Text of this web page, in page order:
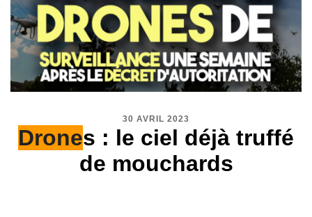
30 AVRIL 2023
Drones : le ciel déjà truffé
de mouchards